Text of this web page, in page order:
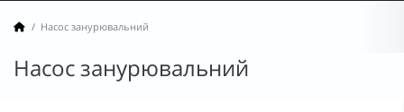
Насос занурювальний
Насос занурювальний